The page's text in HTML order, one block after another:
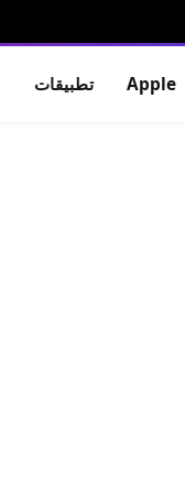
Apple تطبيقات